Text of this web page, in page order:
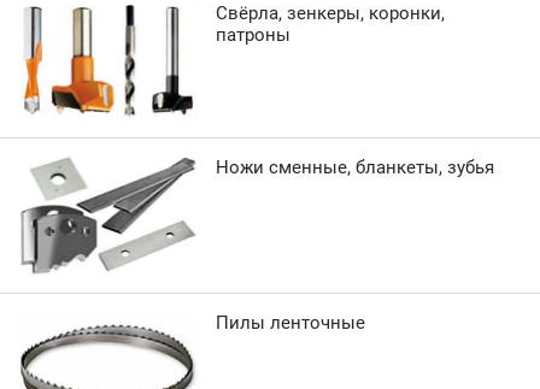
Свёрла, зенкеры, коронки,
патроны
Ножи сменные, бланкеты, зубья
Пилы ленточные